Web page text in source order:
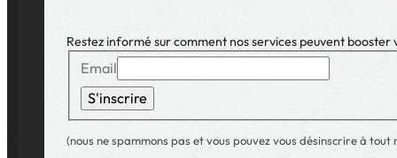
Restez informé sur comment nos services peuvent
Email
S'inscrire
(nous ne spammons pas et vous pouvez vous désinscrire à tout